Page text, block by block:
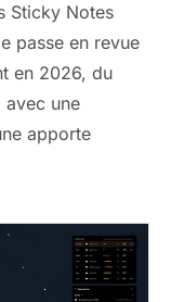
Sticky Notes
passe en revue
en 2026, du
avec une
apporte